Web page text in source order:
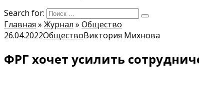
Search for:
Главная » Журнал » Общество
26.04.2022ОбществоВиктория Михнова
ФРГ хочет усилить